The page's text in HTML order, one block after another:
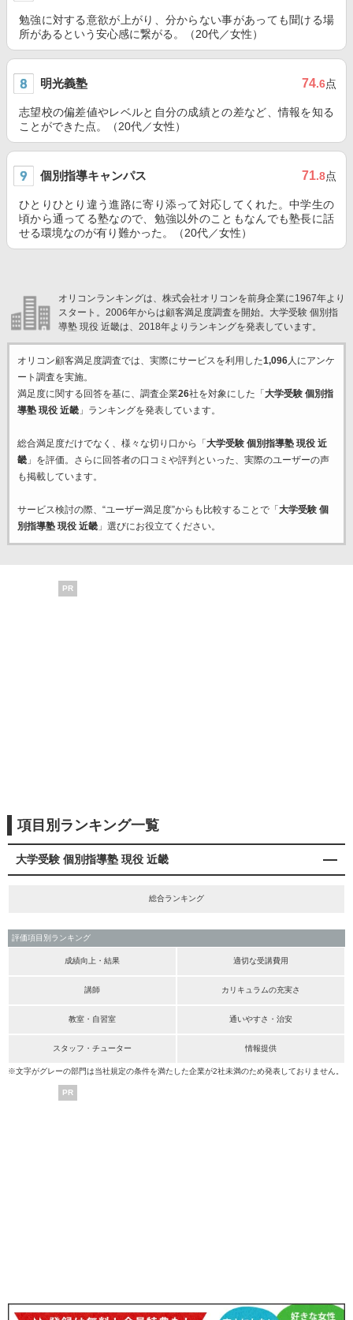
勉強に対する意欲が上がり、分からない事があっても聞ける場
所があるという安心感に繋がる。（20代／女性）
明光義塾 74.6点
志望校の偏差値やレベルと自分の成績との差など、情報を知る
ことができた点。（20代／女性）
個別指導キャンパス 71.8点
ひとりひとり違う進路に寄り添って対応してくれた。中学生の
頃から通ってる塾なので、勉強以外のこともなんでも塾長に話
せる環境なのが有り難かった。（20代／女性）
オリコンランキングは、株式会社オリコンを前身企業に1967年より
スタート。2006年からは顧客満足度調査を開始。大学受験 個別指
導塾 現役 近畿は、2018年よりランキングを発表しています。
オリコン顧客満足度調査では、実際にサービスを利用した1,096人にアンケ
ート調査を実施。
満足度に関する回答を基に、調査企業26社を対象にした「 大学受験 個別指
導塾 現役 近畿」ランキングを発表しています。
総合満足度だけでなく、様々な切り口から「 大学受験 個別指導塾 現役 近
畿」を評価。さらに回答者の口コミや評判といった、実際のユーザーの声
も掲載しています。
サービス検討の際、“ユーザー満足度”からも比較することで「 大学受験 個
別指導塾 現役 近畿」選びにお役立てください。
PR
項目別ランキング一覧
大学受験 個別指導塾 現役 近畿
総合ランキング
評価項目別ランキング
成績向上・結果 適切な受講費用
講師 カリキュラムの充実さ
教室・自習室 通いやすさ・治安
スタッフ・チューター 情報提供
※文字がグレーの部門は当社規定の条件を満たした企業が2社未満のため発表しておりません。
PR